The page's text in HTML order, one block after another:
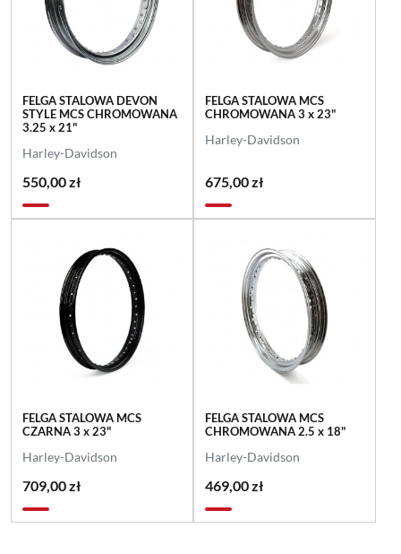
FELGA STALOWA DEVON
STYLE MCS CHROMOWANA
3.25 x 21"
Harley-Davidson
550,00 zł
FELGA STALOWA MCS
CHROMOWANA 3 x 23"
Harley-Davidson
675,00 zł
FELGA STALOWA MCS
CZARNA 3 x 23"
Harley-Davidson
709,00 zł
FELGA STALOWA MCS
CHROMOWANA 2.5 x 18"
Harley-Davidson
469,00 zł